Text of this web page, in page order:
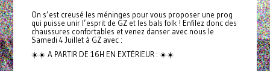
On s’est creusé les méninges pour vous proposer une prog
qui puisse unir l’esprit de GZ et les bals folk ! Enfilez donc des
chaussures confortables et venez danser avec nous le
Samedi 4 Juillet à GZ avec :
☀️☀️ A PARTIR DE 16H EN EXTÉRIEUR : ☀️☀️